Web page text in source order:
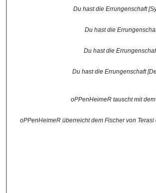
Du hast die Errungenschaft
Du hast die
Du hast die
Du hast die Errungenschaft
oPPenHeimeR tauscht mit
oPPenHeimeR überreicht dem Fischer von